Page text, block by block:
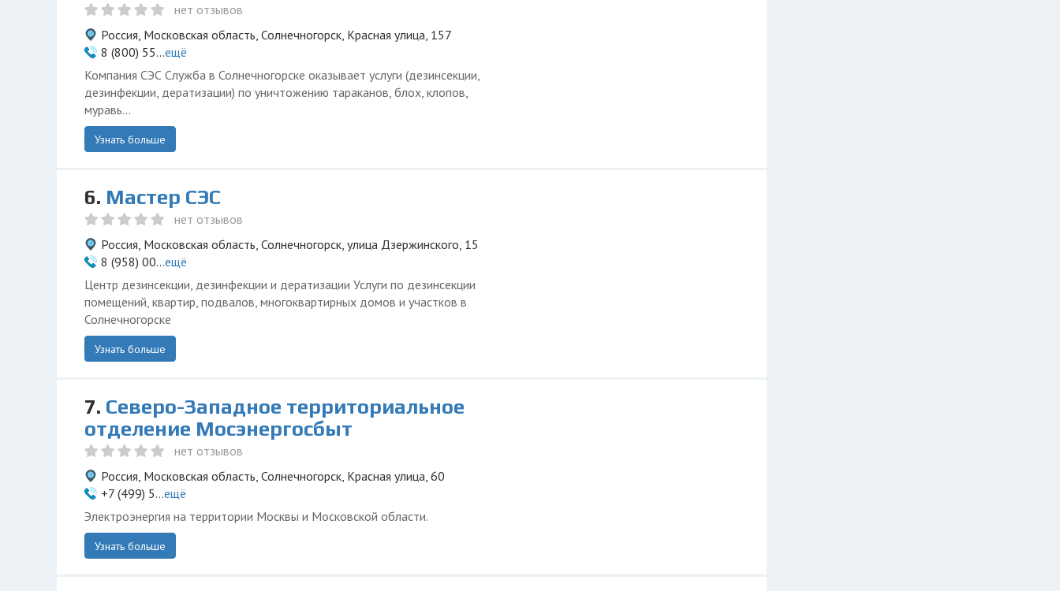
нет отзывов
Россия, Московская область, Солнечногорск, Красная улица, 157
8 (800) 55...ещё
Компания СЭС Служба в Солнечногорске оказывает услуги (дезинсекции,
дезинфекции, дератизации) по уничтожению тараканов, блох, клопов,
муравь...
Узнать больше
6. Мастер СЭС
нет отзывов
Россия, Московская область, Солнечногорск, улица Дзержинского, 15
8 (958) 00...ещё
Центр дезинсекции, дезинфекции и дератизации Услуги по дезинсекции
помещений, квартир, подвалов, многоквартирных домов и участков в
Солнечногорске
Узнать больше
7. Северо-Западное территориальное
отделение Мосэнергосбыт
нет отзывов
Россия, Московская область, Солнечногорск, Красная улица, 60
+7 (499) 5...ещё
Электроэнергия на территории Москвы и Московской области.
Узнать больше